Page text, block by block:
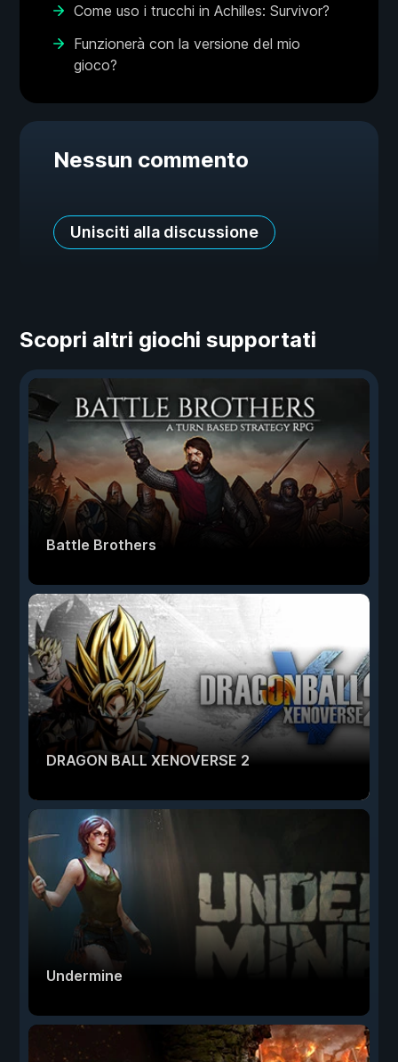
Come uso i trucchi in Achilles: Survivor?
Funzionerà con la versione del mio
gioco?
Nessun commento
Unisciti alla discussione
Scopri altri giochi supportati
Battle Brothers
DRAGON BALL XENOVERSE 2
Undermine